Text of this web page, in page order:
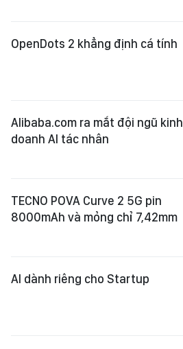
OpenDots 2 khẳng định cá tính
Alibaba.com ra mắt đội ngũ kinh
doanh AI tác nhân
TECNO POVA Curve 2 5G pin
8000mAh và mỏng chỉ 7,42mm
AI dành riêng cho Startup